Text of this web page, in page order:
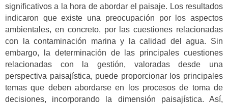
significativos a la hora de abordar el paisaje. Los resultados
indicaron que existe una preocupación por los aspectos
ambientales, en concreto, por las cuestiones relacionadas
con la contaminación marina y la calidad del agua. Sin
embargo, la determinación de las principales cuestiones
relacionadas con la gestión, valoradas desde una
perspectiva paisajística, puede proporcionar los principales
temas que deben abordarse en los procesos de toma de
decisiones, incorporando la dimensión paisajística. Así,